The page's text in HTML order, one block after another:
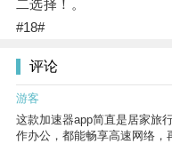
二选择！。
#18#
评论
游客
这款加速器app简直是居家旅
作办公，都能畅享高速网络